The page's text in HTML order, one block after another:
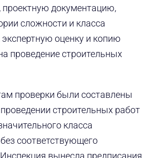
проектную документацию,
сложности и класса
экспертную оценку и копию
проведение строительных
проверки были составлены
строительных работ
класса
соответствующего